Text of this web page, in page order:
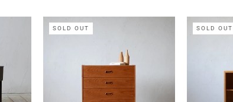
SOLD OUT SOLD OUT